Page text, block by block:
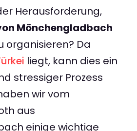
Herausforderung,
Mönchengladbach
organisieren? Da
liegt, kann dies ein
stressiger Prozess
wir vom
aus
einige wichtige